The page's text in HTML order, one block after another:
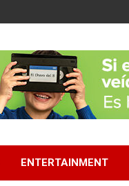
ENTERTAINMENT